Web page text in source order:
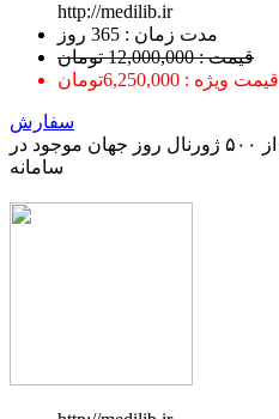
http://medilib.ir
ﻣﺪﺕ ﺯﻣﺎﻥ : 365 ﺭﻭﺯ
قیمت : 12,000,000 تومان
قیمت ویژه : 6,250,000تومان
سفارش
دسترسی ۳ ماهه به بیش از ۵۰۰ ژورنال روز جهان موجود در
سامانه